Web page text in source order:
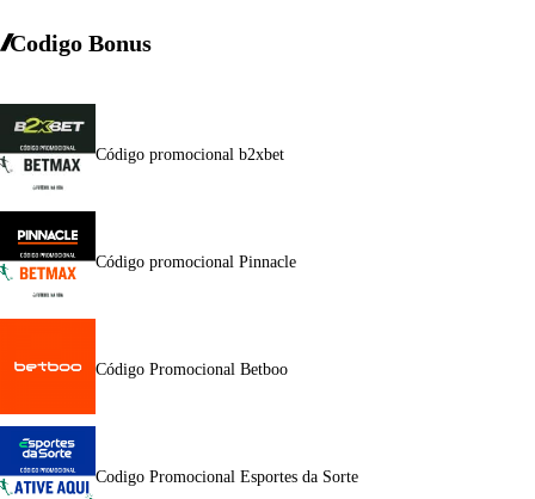
Codigo Bonus
Código promocional b2xbet
Código promocional Pinnacle
Código Promocional Betboo
Codigo Promocional Esportes da Sorte